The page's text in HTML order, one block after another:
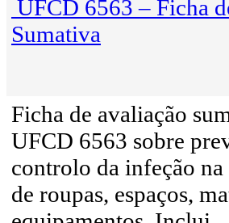
UFCD 6563 – Ficha
Sumativa
Ficha de avaliação
UFCD 6563 sobre
controlo da infeção
de roupas, espaços,